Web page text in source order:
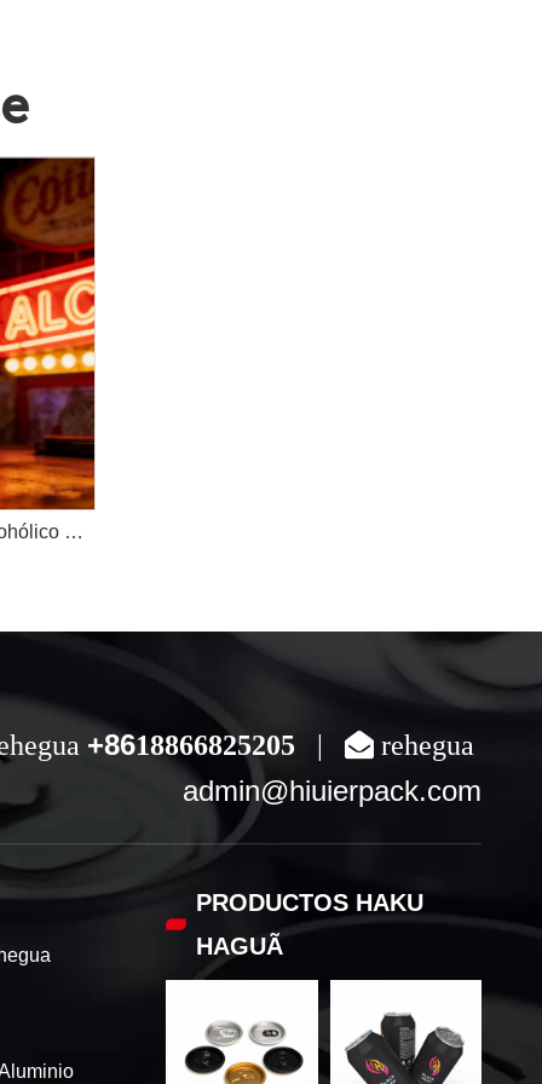
Mayorista 500ml Enlatado Alcohólico Energía Bebida | Taurina & Yva Sabor Energía Duro
+8618866825205 |  rehegua
admin@hiuierpack.com
PRODUCTOS HAKU
HAGUÃ